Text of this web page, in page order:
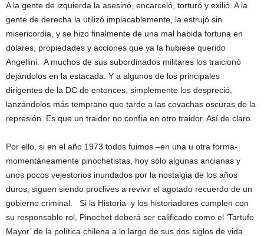
A la gente de izquierda la asesinó, encarceló, torturó y exilió. A la
gente de derecha la utilizó implacablemente, la estrujó sin
misericordia, y se hizo finalmente de una mal habida fortuna en
dólares, propiedades y acciones que ya la hubiese querido
Angellini. A muchos de sus subordinados militares los traicionó
dejándolos en la estacada. Y a algunos de los principales
dirigentes de la DC de entonces, simplemente los despreció,
lanzándolos más temprano que tarde a las covachas oscuras de la
represión. Es que un traidor no confía en otro traidor. Así de claro.
Por ello, si en el año 1973 todos fuimos –en una u otra forma-
momentáneamente pinochetistas, hoy sólo algunas ancianas y
unos pocos vejestorios inundados por la nostalgia de los años
duros, siguen siendo proclives a revivir el agotado recuerdo de un
gobierno criminal. Si la Historia y los historiadores cumplen con
su responsable rol, Pinochet deberá ser calificado como el ‘Tartufo
Mayor’ de la política chilena a lo largo de sus dos siglos de vida